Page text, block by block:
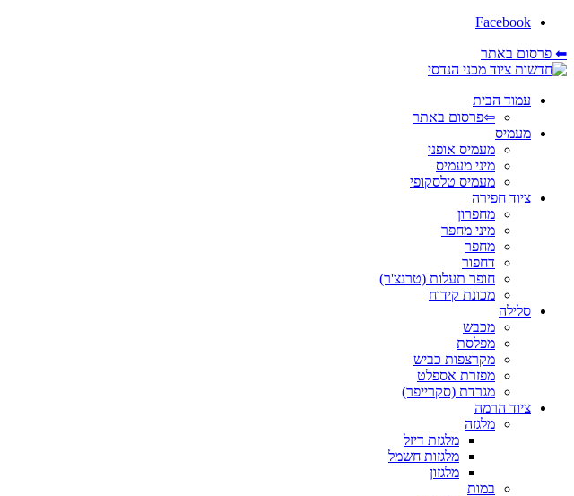
Facebook
⬅ פרסום באתר
עמוד הבית
⇦פרסום באתר
מעמיס
מעמיס אופני
מיני מעמיס
מעמיס טלסקופי
ציוד חפירה
מחפרון
מיני מחפר
מחפר
דחפור
חופר תעלות (טרנצ'ר)
מכונת קידוח
סלילה
מכבש
מפלסת
מקרצפות כביש
מפזרת אספלט
מגרדת (סקרייפר)
ציוד הרמה
מלגזה
מלגזת דיזל
מלגזות חשמל
מלגזון
במות